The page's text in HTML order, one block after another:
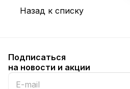
Назад к списку
Подписаться
на новости и акции